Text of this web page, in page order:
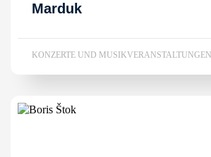
Marduk
KONZERTE UND MUSIKVERANSTALTUNGEN